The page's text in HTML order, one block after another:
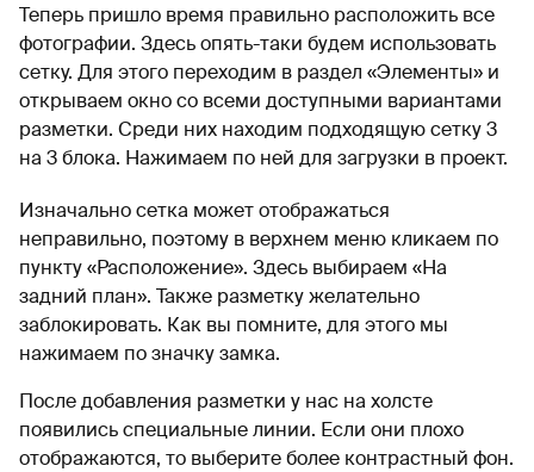
Теперь пришло время правильно расположить все
фотографии. Здесь опять-таки будем использовать
сетку. Для этого переходим в раздел «Элементы» и
открываем окно со всеми доступными вариантами
разметки. Среди них находим подходящую сетку 3
на 3 блока. Нажимаем по ней для загрузки в проект.
Изначально сетка может отображаться
неправильно, поэтому в верхнем меню кликаем по
пункту «Расположение». Здесь выбираем «На
задний план». Также разметку желательно
заблокировать. Как вы помните, для этого мы
нажимаем по значку замка.
После добавления разметки у нас на холсте
появились специальные линии. Если они плохо
отображаются, то выберите более контрастный фон.